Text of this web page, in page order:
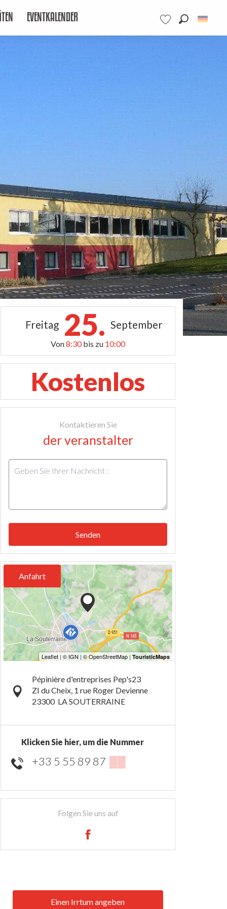
Voir les favoris
EVENTKALENDER
Freitag 25. September
Von8:30bis zu 10:00
Kostenlos
Kontaktieren Sie
der veranstalter
Senden
Anfahrt
Pépinière d'entreprises Pep's23
ZI du Cheix, 1 rue Roger Devienne
23300 LA SOUTERRAINE
Klicken Sie hier, um die Nummer
+33 5 55 89 87 ▒▒
Folgen Sie uns auf
Einen Irrtum angeben